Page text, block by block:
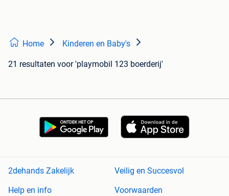
Home Kinderen en Baby's
21 resultaten voor 'playmobil 123 boerderij'
2dehands Zakelijk
Veilig en Succesvol
Help en info
Voorwaarden